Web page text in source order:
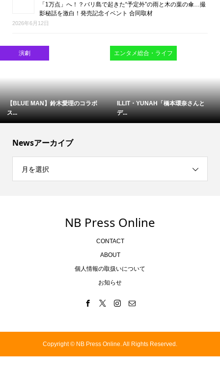
「1万点」へ！？バリ島で起きた“予定外”の雨と木の葉の傘…撮
影秘話を激白！発売記念イベント 合同取材
2026年6月12日
映画
難しいテーマで映像化困難と言わ...
映画
ブルース・リーの精神が息づく現...
Newsアーカイブ
月を選択
NB Press Online
CONTACT
ABOUT
個人情報の取扱いについて
お知らせ
Copyright © NB Press Online. All Rights Reserved.